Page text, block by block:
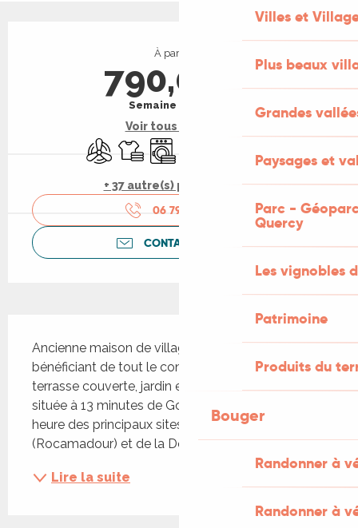
Villes et
Plus beaux
Grandes
Paysages et
Parc -
Quercy
Les vignobles
Patrimoine
Produits du
Bouger
Randonner à
Randonner à
Ouverture et coordonnées
À partir de
790,00 €
Semaine (meublé)
Voir tous les tarifs
Air conditionné
Draps et linge
Lave linge
+ 37 autre(s) prestation(s)
06 79 23 85
CONTACTEZ-NOUS
Ancienne maison de village restaurée avec soin,
bénéficiant de tout le confort (Climatisation) avec
terrasse couverte, jardin et vue sur la nature,
située à 13 minutes de Gourdon et à moins d'une
heure des principaux sites touristiques du Lot
(Rocamadour) et de la Dordogne (Sarlat).
Lire la suite